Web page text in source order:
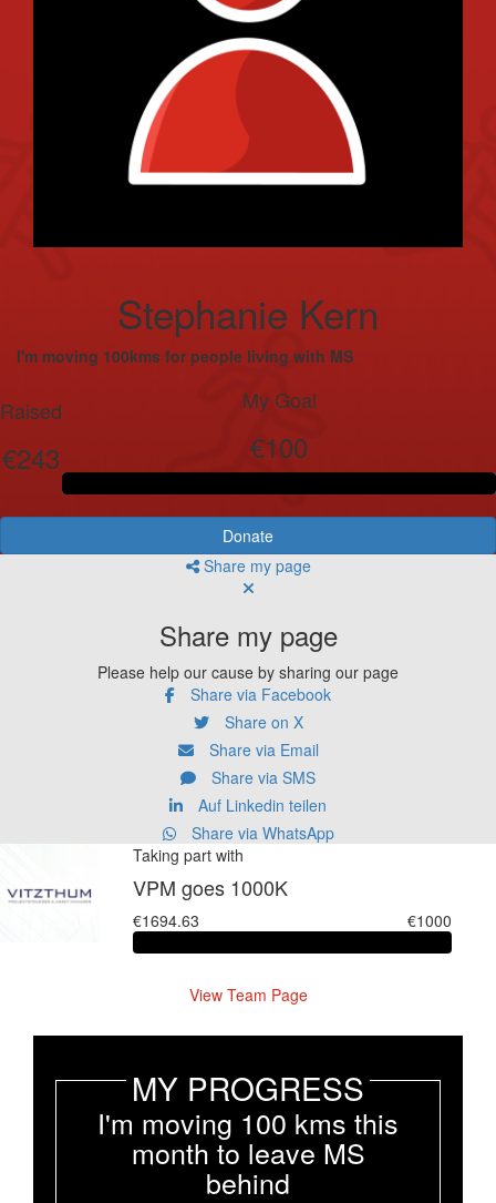
Stephanie Kern
I'm moving 100kms for people living with MS
Raised
€243
My Goal
€100
Donate
Share my page
Share my page
Please help our cause by sharing our page
Share via Facebook
Share on X
Share via Email
Share via SMS
Auf Linkedin teilen
Share via WhatsApp
Taking part with
VPM goes 1000K
€1694.63 €1000
View Team Page
MY PROGRESS
I'm moving 100 kms this
month to leave MS
behind